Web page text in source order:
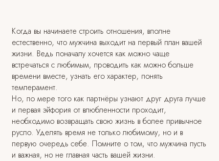
Когда вы начинаете строить отношения, вполне
естественно, что мужчина выходит на первый план вашей
жизни. Ведь поначалу хочется как можно чаще
встречаться с любимым, проводить как можно больше
времени вместе, узнать его характер, понять
темперамент.
Но, по мере того как партнёры узнают друг друга лучше
и первая эйфория от влюбленности проходит,
необходимо возвращать свою жизнь в более привычное
русло. Уделять время не только любимому, но и в
первую очередь себе. Помните о том, что мужчина пусть
и важная, но не главная часть вашей жизни.